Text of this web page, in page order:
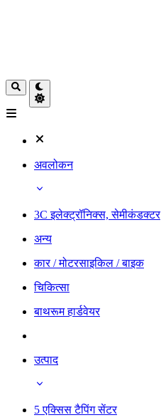
अवलोकन
3C इलेक्ट्रॉनिक्स, सेमीकंडक्टर
अन्य
कार / मोटरसाइकिल / बाइक
चिकित्सा
बाथरूम हार्डवेयर
उत्पाद
5 एक्सिस टैपिंग सेंटर